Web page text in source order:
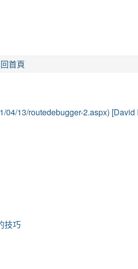
回首頁
13/routedebugger-2.aspx)
技巧